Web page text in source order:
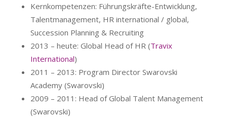
Kernkompetenzen: Führungskräfte-Entwicklung,
Talentmanagement, HR international / global,
Succession Planning & Recruiting
2013 – heute: Global Head of HR (Travix
International)
2011 – 2013: Program Director Swarovski
Academy (Swarovski)
2009 – 2011: Head of Global Talent Management
(Swarovski)